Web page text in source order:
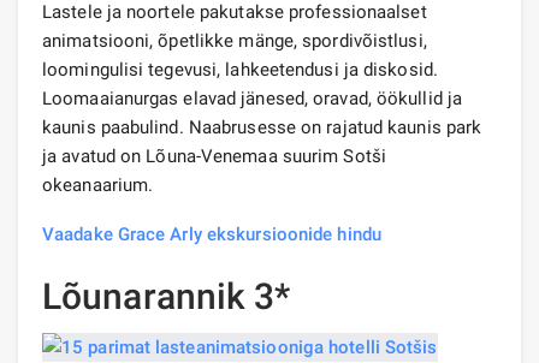
Lastele ja noortele pakutakse professionaalset
animatsiooni, õpetlikke mänge, spordivõistlusi,
loomingulisi tegevusi, lahkeetendusi ja diskosid.
Loomaaianurgas elavad jänesed, oravad, öökullid ja
kaunis paabulind. Naabrusesse on rajatud kaunis park
ja avatud on Lõuna-Venemaa suurim Sotši
okeanaarium.
Vaadake Grace Arly ekskursioonide hindu
Lõunarannik 3*